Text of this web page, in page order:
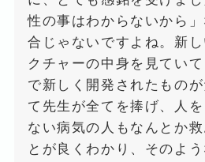
性の事はわからないから
合じゃないですよね。新
クチャーの中身を見てい
で新しく開発されたもの
て先生が全てを捧げ、人
ない病気の人もなんとか
とが良くわかり、そのよ